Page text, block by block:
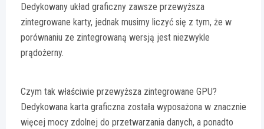
Dedykowany układ graficzny zawsze przewyższa
zintegrowane karty, jednak musimy liczyć się z tym, że w
porównaniu ze zintegrowaną wersją jest niezwykle
prądożerny.
Czym tak właściwie przewyższa zintegrowane GPU?
Dedykowana karta graficzna została wyposażona w znacznie
więcej mocy zdolnej do przetwarzania danych, a ponadto